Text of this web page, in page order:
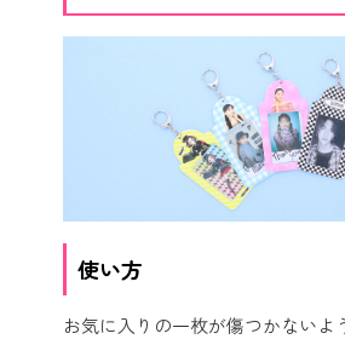
使い方
お気に入りの一枚が傷つかないよ